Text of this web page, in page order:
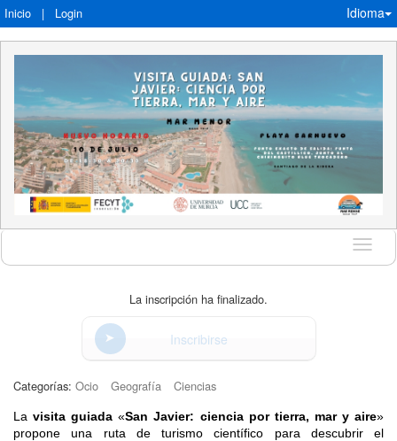
Inicio | Login Idioma
Idioma
La inscripción ha finalizado.
Inscribirse
Categorías: Ocio Geografía Ciencias
La visita guiada «San Javier: ciencia por tierra, mar y aire»
propone una ruta de turismo científico para descubrir el